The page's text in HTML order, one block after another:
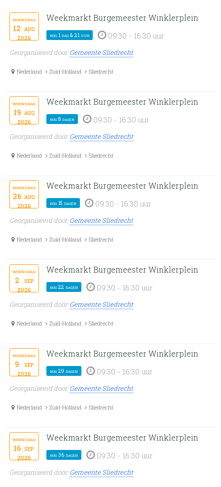
woensdag
12 aug
2026
Weekmarkt Burgemeester Winklerplein
nog 1 dag & 21 uur 09:30 - 16:30 uur
Georganiseerd door:Gemeente Sliedrecht
Nederland Zuid-Holland Sliedrecht
woensdag
19 aug
2026
Weekmarkt Burgemeester Winklerplein
nog 8 dagen 09:30 - 16:30 uur
Georganiseerd door:Gemeente Sliedrecht
Nederland Zuid-Holland Sliedrecht
woensdag
26 aug
2026
Weekmarkt Burgemeester Winklerplein
nog 15 dagen 09:30 - 16:30 uur
Georganiseerd door:Gemeente Sliedrecht
Nederland Zuid-Holland Sliedrecht
woensdag
2 sep
2026
Weekmarkt Burgemeester Winklerplein
nog 22 dagen 09:30 - 16:30 uur
Georganiseerd door:Gemeente Sliedrecht
Nederland Zuid-Holland Sliedrecht
woensdag
9 sep
2026
Weekmarkt Burgemeester Winklerplein
nog 29 dagen 09:30 - 16:30 uur
Georganiseerd door:Gemeente Sliedrecht
Nederland Zuid-Holland Sliedrecht
woensdag
16 sep
2026
Weekmarkt Burgemeester Winklerplein
nog 36 dagen 09:30 - 16:30 uur
Georganiseerd door:Gemeente Sliedrecht